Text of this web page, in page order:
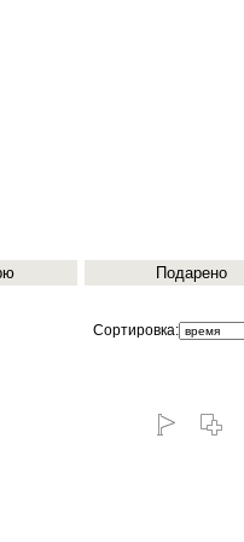
Подарено
Сортировка: